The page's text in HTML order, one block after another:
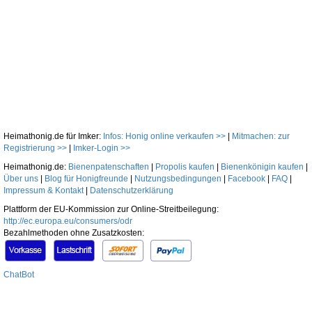
Heimathonig.de für Imker: Infos: Honig online verkaufen >>
Mitmachen: zur
Registrierung >>
Imker-Login >>
Heimathonig.de: Bienenpatenschaften Propolis kaufen Bienenkönigin kaufen
Über uns
Blog für Honigfreunde Nutzungsbedingungen Facebook FAQ
Impressum & Kontakt|
Datenschutzerklärung
Plattform der EU-Kommission zur Online-Streitbeilegung:
http://ec.europa.eu/consumers/odr
Bezahlmethoden ohne Zusatzkosten:
ChatBot